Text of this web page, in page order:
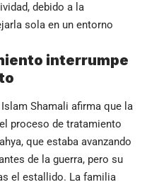
debido a la
sola en un entorno
interrumpe
Shamali afirma que la
proceso de tratamiento
que estaba avanzando
de la guerra, pero su
el estallido. La familia